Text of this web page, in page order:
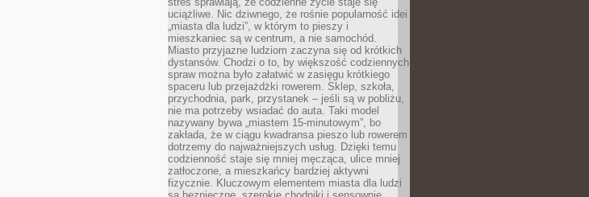
uciążliwe. Nic dziwnego, że rośnie popularność idei
„miasta dla ludzi”, w którym to pieszy i
mieszkaniec są w centrum, a nie samochód.
Miasto przyjazne ludziom zaczyna się od krótkich
dystansów. Chodzi o to, by większość codziennych
spraw można było załatwić w zasięgu krótkiego
spaceru lub przejażdżki rowerem. Sklep, szkoła,
przychodnia, park, przystanek – jeśli są w pobliżu,
nie ma potrzeby wsiadać do auta. Taki model
nazywany bywa „miastem 15-minutowym”, bo
zakłada, że w ciągu kwadransa pieszo lub rowerem
dotrzemy do najważniejszych usług. Dzięki temu
codzienność staje się mniej męcząca, ulice mniej
zatłoczone, a mieszkańcy bardziej aktywni
fizycznie. Kluczowym elementem miasta dla ludzi